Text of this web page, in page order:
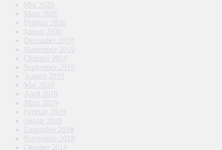
Mai 2020
März 2020
Februar 2020
Januar 2020
Dezember 2019
November 2019
Oktober 2019
September 2019
August 2019
Mai 2019
April 2019
März 2019
Februar 2019
Januar 2019
Dezember 2018
November 2018
Oktober 2018